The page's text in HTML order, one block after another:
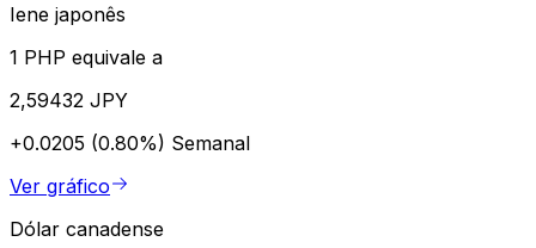
Iene japonês
1 PHP equivale a
2,59432 JPY
+0.0205 (0.80%) Semanal
Ver gráfico
Dólar canadense